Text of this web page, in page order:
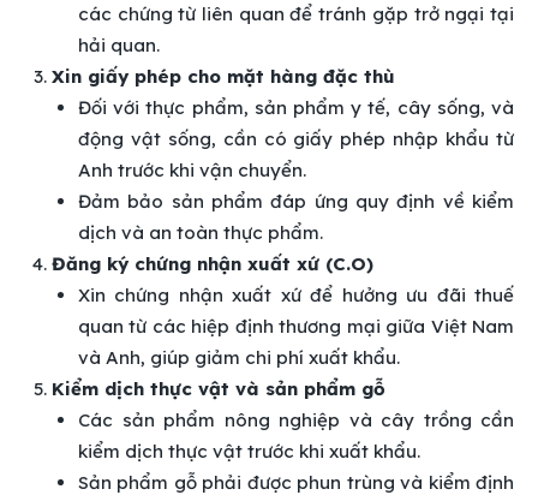
các chứng từ liên quan để tránh gặp trở ngại tại
hải quan.
Xin giấy phép cho mặt hàng đặc thù
Đối với thực phẩm, sản phẩm y tế, cây sống, và
động vật sống, cần có giấy phép nhập khẩu từ
Anh trước khi vận chuyển.
Đảm bảo sản phẩm đáp ứng quy định về kiểm
dịch và an toàn thực phẩm.
Đăng ký chứng nhận xuất xứ (C.O)
Xin chứng nhận xuất xứ để hưởng ưu đãi thuế
quan từ các hiệp định thương mại giữa Việt Nam
và Anh, giúp giảm chi phí xuất khẩu.
Kiểm dịch thực vật và sản phẩm gỗ
Các sản phẩm nông nghiệp và cây trồng cần
kiểm dịch thực vật trước khi xuất khẩu.
Sản phẩm gỗ phải được phun trùng và kiểm định